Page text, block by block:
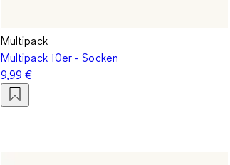
Multipack
Multipack 10er - Socken
9,99 €